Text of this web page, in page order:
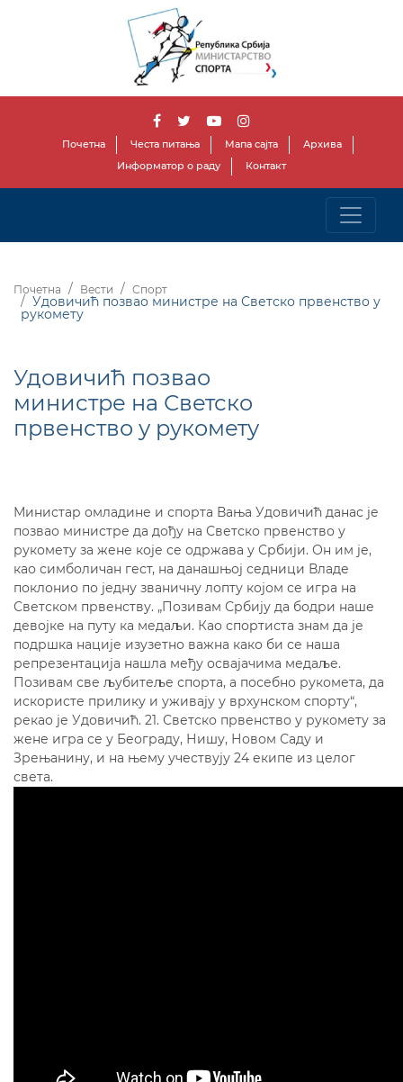
Почетна Честа питања Мапа сајта
Архива
Информатор о раду
Контакт
Почетна Вести Спорт
Удовичић позвао министре на Светско првенство у
рукомету
Удовичић позвао
министре на Светско
првенство у рукомету
Министар омладине и спорта Вања Удовичић данас је
позвао министре да дођу на Светско првенство у
рукомету за жене које се одржава у Србији. Он им је,
као симболичан гест, на данашњој седници Владе
поклонио по једну званичну лопту којом се игра на
Светском првенству. „Позивам Србију да бодри наше
девојке на путу ка медаљи. Као спортиста знам да је
подршка нације изузетно важна како би се наша
репрезентација нашла међу освајачима медаље.
Позивам све љубитеље спорта, а посебно рукомета, да
искористе прилику и уживају у врхунском спорту“,
рекао је Удовичић. 21. Светско првенство у рукомету за
жене игра се у Београду, Нишу, Новом Саду и
Зрењанину, и на њему учествују 24 екипе из целог
света.